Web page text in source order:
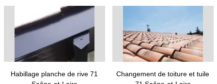
Habillage planche de rive 71
Changement de toiture et tuile